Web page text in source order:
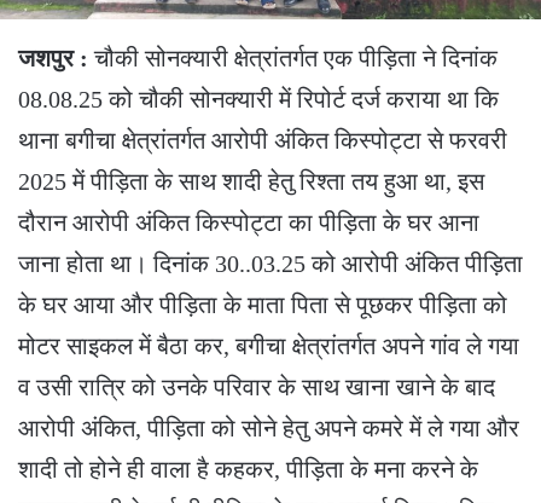
जशपुर : चौकी सोनक्यारी क्षेत्रांतर्गत एक पीड़िता ने दिनांक
08.08.25 को चौकी सोनक्यारी में रिपोर्ट दर्ज कराया था कि
थाना बगीचा क्षेत्रांतर्गत आरोपी अंकित किस्पोट्टा से फरवरी
2025 में पीड़िता के साथ शादी हेतु रिश्ता तय हुआ था, इस
दौरान आरोपी अंकित किस्पोट्टा का पीड़िता के घर आना
जाना होता था। दिनांक 30..03.25 को आरोपी अंकित पीड़िता
के घर आया और पीड़िता के माता पिता से पूछकर पीड़िता को
मोटर साइकल में बैठा कर, बगीचा क्षेत्रांतर्गत अपने गांव ले गया
व उसी रात्रि को उनके परिवार के साथ खाना खाने के बाद
आरोपी अंकित, पीड़िता को सोने हेतु अपने कमरे में ले गया और
शादी तो होने ही वाला है कहकर, पीड़िता के मना करने के